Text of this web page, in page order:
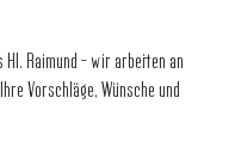
Raimund – wir arbeiten an
Vorschläge, Wünsche und